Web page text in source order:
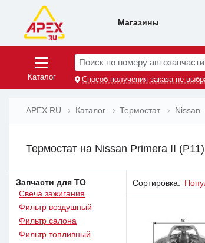
Магазины
Каталог
Поиск по номеру автозапчасти
Способ получения заказа не
APEX.RU Каталог Термостат Nissan
Термостат на Nissan Primera II
Запчасти для ТО
Свеча зажигания
Фильтр воздушный
Фильтр салона
Фильтр топливный
Сортировка: